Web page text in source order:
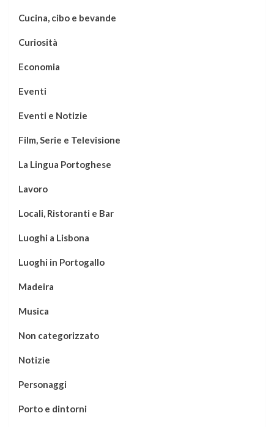
Cucina, cibo e bevande
Curiosità
Economia
Eventi
Eventi e Notizie
Film, Serie e Televisione
La Lingua Portoghese
Lavoro
Locali, Ristoranti e Bar
Luoghi a Lisbona
Luoghi in Portogallo
Madeira
Musica
Non categorizzato
Notizie
Personaggi
Porto e dintorni